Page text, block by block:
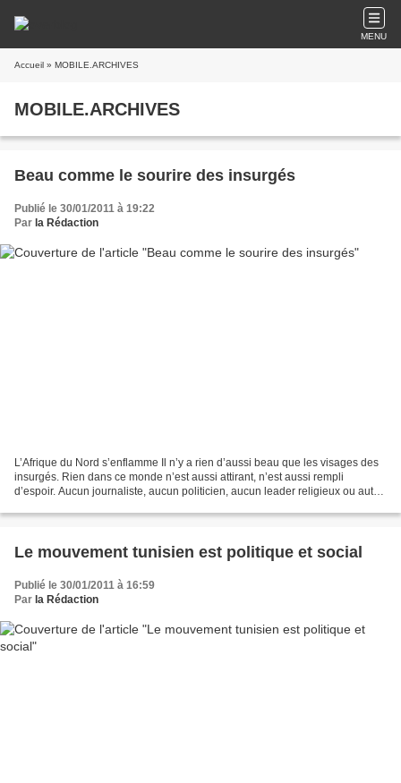
MENU
Accueil » MOBILE.ARCHIVES
MOBILE.ARCHIVES
Beau comme le sourire des insurgés
Publié le 30/01/2011 à 19:22
Par la Rédaction
L’Afrique du Nord s’enflamme Il n’y a rien d’aussi beau que les visages des
insurgés. Rien dans ce monde n’est aussi attirant, n’est aussi rempli
d’espoir. Aucun journaliste, aucun politicien, aucun leader religieux ou autre
Le mouvement tunisien est politique et social
Publié le 30/01/2011 à 16:59
Par la Rédaction